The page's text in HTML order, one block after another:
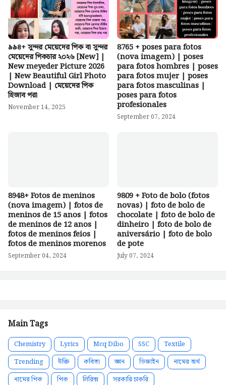
৯৯৪+ সুন্দর মেয়েদের পিক বা সুন্দর
মেয়েদের পিকচার ২০২৬ [New] |
New meyeder Picture 2026
| New Beautiful Girl Photo
Download | মেয়েদের পিক
হিজাব পরা
November 14, 2025
8765 + poses para fotos
(nova imagem) | poses
para fotos hombres | poses
para fotos mujer | poses
para fotos masculinas |
poses para fotos
profesionales
September 07, 2024
8948+ Fotos de meninos
(nova imagem) | fotos de
meninos de 15 anos | fotos
de meninos de 12 anos |
fotos de meninos feios |
fotos de meninos morenos
September 04, 2024
9809 + Foto de bolo (fotos
novas) | foto de bolo de
chocolate | foto de bolo de
dinheiro | foto de bolo de
aniversário | foto de bolo
de pote
July 07, 2024
Main Tags
Chemistry Lyrics Mcq Dibo SSC
Textile
Trending
উক্তি কবিতা জ্ঞান ডিজাইন
নামের অর্থ
নামের পিক
পিক লিরিক্স সরকারি চাকরি